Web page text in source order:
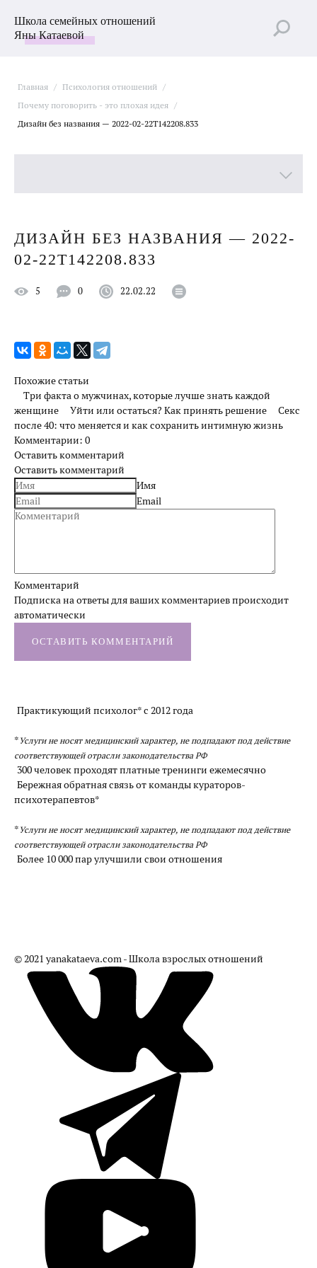
Школа семейных отношений
Яны Катаевой
Главная / Психология отношений /
Почему поговорить - это плохая идея /
Дизайн без названия — 2022-02-22T142208.833
ДИЗАЙН БЕЗ НАЗВАНИЯ — 2022-
02-22T142208.833
5 0 22.02.22
Похожие статьи
Три факта о мужчинах, которые лучше знать каждой
женщине
Уйти или остаться? Как принять решение
Секс
после 40: что меняется и как сохранить интимную жизнь
Комментарии: 0
Оставить комментарий
Оставить комментарий
Имя
Email
Комментарий
Подписка на ответы для ваших комментариев происходит
автоматически
ОСТАВИТЬ КОММЕНТАРИЙ
Лучшие статьи
Улучшить отношения с мужем
Измена
Развод
Кинозал
Сделать семью дружной
Отец и дети
Практикующий психолог* с 2012 года
* Услуги не носят медицинский характер, не подпадают под действие
соответствующей отрасли законодательства РФ
300 человек проходят платные тренинги ежемесячно
Бережная обратная связь от команды кураторов-
психотерапевтов*
* Услуги не носят медицинский характер, не подпадают под действие
соответствующей отрасли законодательства РФ
Более 10 000 пар улучшили свои отношения
© 2021 yanakataeva.com - Школа взрослых отношений